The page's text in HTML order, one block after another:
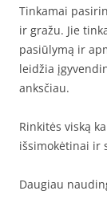
Tinkamai
ir gražu. Jie
pasiūlymą ir
leidžia
anksčiau.
Rinkitės viską
išsimokėtinai ir
Daugiau